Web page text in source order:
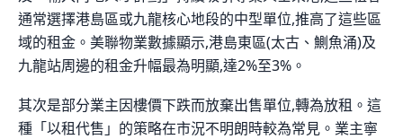
通常選擇港島區或九龍核心地段的中型單位,推高了這些區
域的租金。美聯物業數據顯示,港島東區(太古、鰂魚涌)及
九龍站周邊的租金升幅最為明顯,達2%至3%。
其次是部分業主因樓價下跌而放棄出售單位,轉為放租。這
種「以租代售」的策略在市況不明朗時較為常見。業主寧